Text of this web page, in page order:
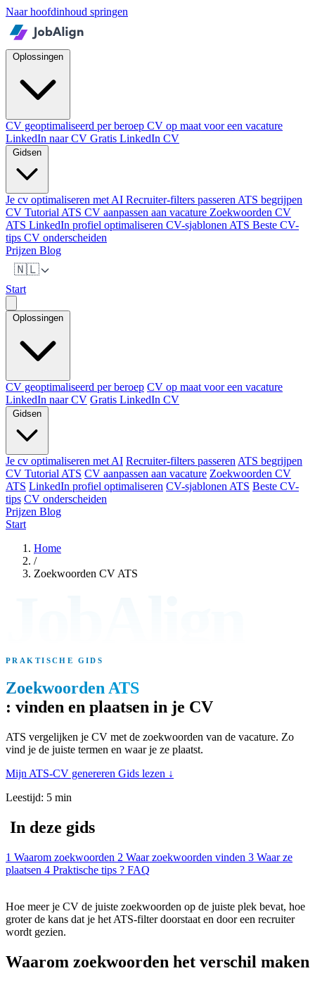
Naar hoofdinhoud springen
CV geoptimaliseerd per beroep CV op maat voor een vacature
LinkedIn naar CV Gratis LinkedIn CV
Je cv optimaliseren met AI Recruiter-filters passeren ATS begrijpen
CV Tutorial ATS CV aanpassen aan vacature Zoekwoorden CV
ATS LinkedIn profiel optimaliseren CV-sjablonen ATS Beste CV-
tips CV onderscheiden
Prijzen Blog
🇳🇱
Start
CV geoptimaliseerd per beroep CV op maat voor een vacature
LinkedIn naar CV Gratis LinkedIn CV
Je cv optimaliseren met AI Recruiter-filters passeren ATS begrijpen
CV Tutorial ATS CV aanpassen aan vacature Zoekwoorden CV
ATS LinkedIn profiel optimaliseren CV-sjablonen ATS Beste CV-
tips CV onderscheiden
Prijzen Blog
Start
Home
/
Zoekwoorden CV ATS
PRAKTISCHE GIDS
Zoekwoorden ATS
: vinden en plaatsen in je CV
ATS vergelijken je CV met de zoekwoorden van de vacature. Zo
vind je de juiste termen en waar je ze plaatst.
Mijn ATS-CV genereren Gids lezen ↓
Leestijd: 5 min
In deze gids
1 Waarom zoekwoorden 2 Waar zoekwoorden vinden 3 Waar ze
plaatsen 4 Praktische tips ? FAQ
Hoe meer je CV de juiste zoekwoorden op de juiste plek bevat, hoe
groter de kans dat je het ATS-filter doorstaat en door een recruiter
wordt gezien.
Waarom zoekwoorden het verschil maken